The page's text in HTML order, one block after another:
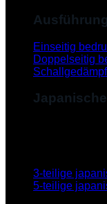
Ausführung
Einseitig
Doppelseitig
Diese
3-teilige
5-teilige